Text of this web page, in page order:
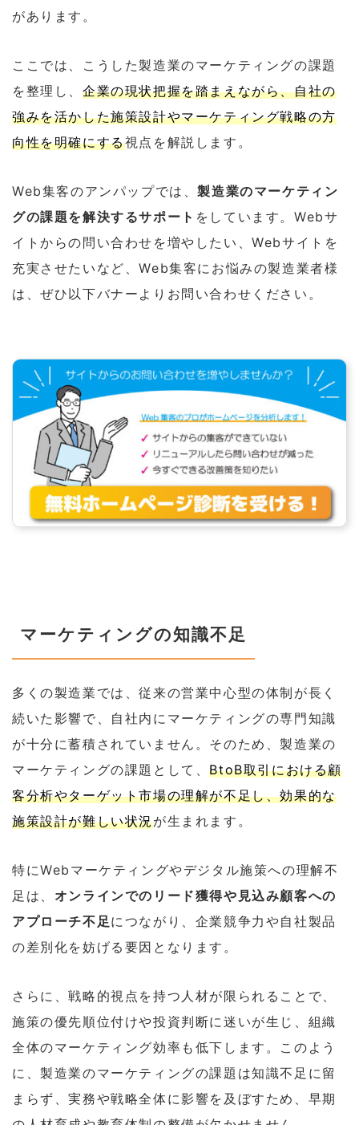
があります。
ここでは、こうした製造業のマーケティングの課題
を整理し、 企業の現状把握を踏まえながら、自社の
強みを活かした施策設計やマーケティング戦略の方
向性を明確にする視点を解説します。
Web集客のアンパップでは、製造業のマーケティン
グの課題を解決するサポート をしています。Webサ
イトからの問い合わせを増やしたい、Webサイトを
充実させたいなど、Web集客にお悩みの製造業者様
は、ぜひ以下バナーよりお問い合わせください。
マーケティングの知識不足
多くの製造業では、従来の営業中心型の体制が長く
続いた影響で、自社内にマーケティングの専門知識
が十分に蓄積されていません。そのため、製造業の
マーケティングの課題として、BtoB取引における顧
客分析やターゲット市場の理解が不足し、効果的な
施策設計が難しい状況が生まれます。
特にWebマーケティングやデジタル施策への理解不
足は、 オンラインでのリード獲得や見込み顧客への
アプローチ不足 につながり、企業競争力や自社製品
の差別化を妨げる要因となります。
さらに、戦略的視点を持つ人材が限られることで、
施策の優先順位付けや投資判断に迷いが生じ、組織
全体のマーケティング効率も低下します。このよう
に、製造業のマーケティングの課題は知識不足に留
まらず、実務や戦略全体に影響を及ぼすため、早期